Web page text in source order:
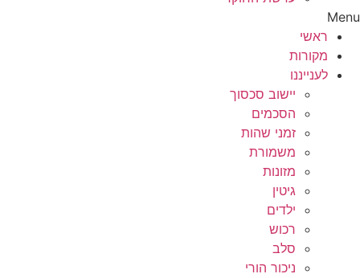
Menu
ראשי
מקורות
לענייננו
יישוב סכסוך
הסכמים
זמני שהות
משמורת
מזונות
גיטין
ילדים
רכוש
סלב
ניכור הורי